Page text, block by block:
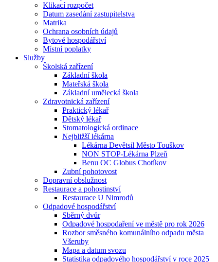
Klikací rozpočet
Datum zasedání zastupitelstva
Matrika
Ochrana osobních údajů
Bytové hospodářství
Místní poplatky
Služby
Školská zařízení
Základní škola
Mateřská škola
Základní umělecká škola
Zdravotnická zařízení
Praktický lékař
Dětský lékař
Stomatologická ordinace
Nejbližší lékárna
Lékárna Devětsil Město Touškov
NON STOP-Lékárna Plzeň
Benu OC Globus Chotíkov
Zubní pohotovost
Dopravní obslužnost
Restaurace a pohostinství
Restaurace U Nimrodů
Odpadové hospodářství
Sběrný dvůr
Odpadové hospodaření ve městě pro rok 2026
Rozbor směsného komunálního odpadu města
Všeruby
Mapa a datum svozu
Statistika odpadového hospodářství v roce 2025